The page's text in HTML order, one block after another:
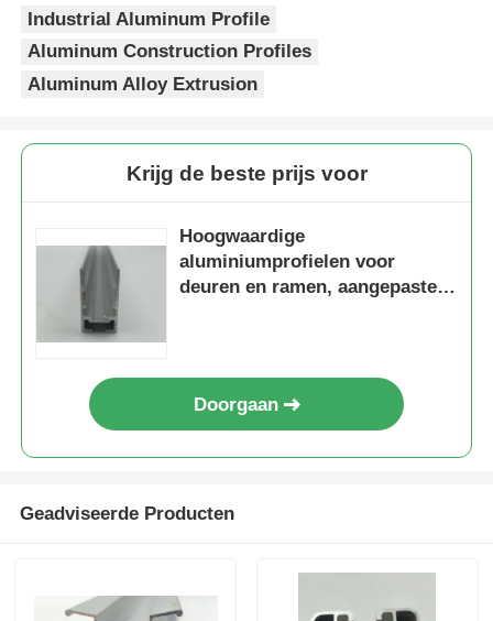
Industrial Aluminum Profile
Aluminum Construction Profiles
Aluminum Alloy Extrusion
Krijg de beste prijs voor
Hoogwaardige
aluminiumprofielen voor
deuren en ramen, aangepaste
Doorgaan
Geadviseerde Producten